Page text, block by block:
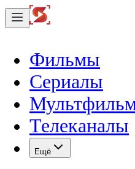
Фильмы
Сериалы
Телеканалы
Eщё